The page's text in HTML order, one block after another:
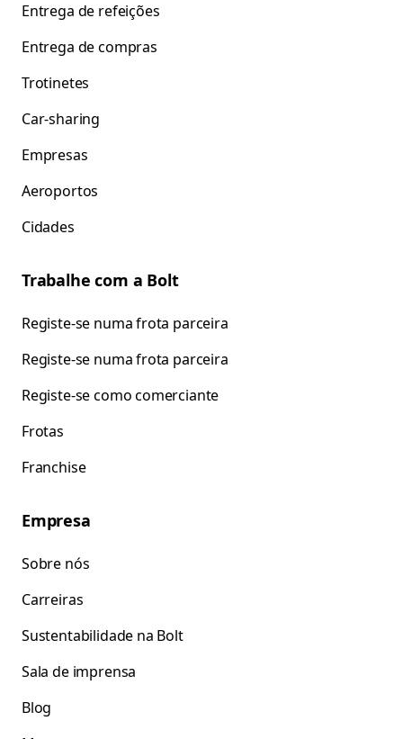
Entrega de refeições
Entrega de compras
Trotinetes
Car-sharing
Empresas
Aeroportos
Cidades
Trabalhe com a Bolt
Registe-se numa frota parceira
Registe-se numa frota parceira
Registe-se como comerciante
Frotas
Franchise
Empresa
Sobre nós
Carreiras
Sustentabilidade na Bolt
Sala de imprensa
Blog